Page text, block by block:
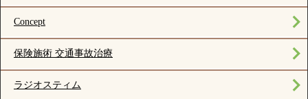
Concept
保険施術 交通事故治療
ラジオスティム